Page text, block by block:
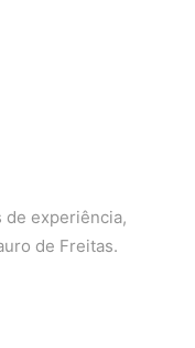
de experiência,
de Freitas.